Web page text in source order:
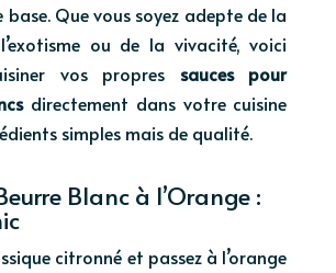
Que vous soyez adepte de la
ou de la vivacité, voici
vos propres sauces pour
directement dans votre cuisine
simples mais de qualité.
Blanc à l’Orange :
citronné et passez à l’orange